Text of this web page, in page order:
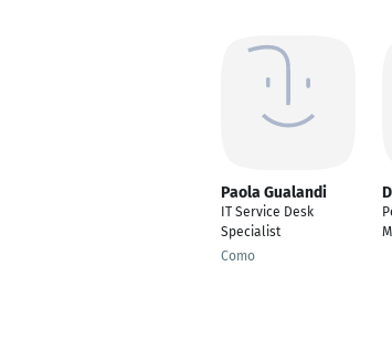
Paola Gualandi
IT Service Desk
Specialist
Como